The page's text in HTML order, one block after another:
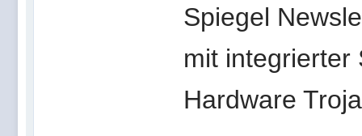
Spiegel
mit integrierter
Hardware